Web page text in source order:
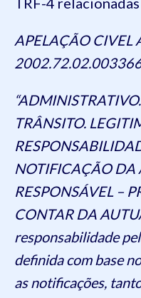
APELAÇÃO CIVEL
TRÂNSITO.
NOTIFICAÇÃO DA
RESPONSÁVEL –
CONTAR DA
responsabilidade
definida com base
as notificações,